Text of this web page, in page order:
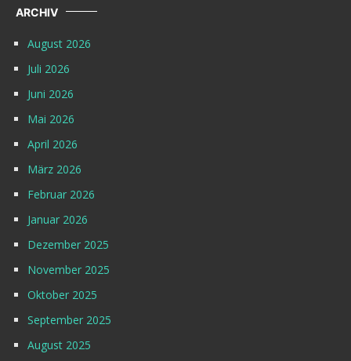
ARCHIV
August 2026
Juli 2026
Juni 2026
Mai 2026
April 2026
März 2026
Februar 2026
Januar 2026
Dezember 2025
November 2025
Oktober 2025
September 2025
August 2025